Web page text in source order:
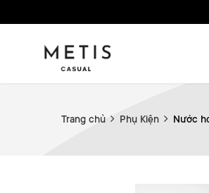
Trang chủ Phụ Kiện Nước